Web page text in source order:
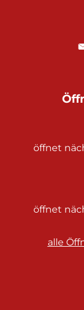
Klicken, um
öffnet
Klicken, um
öffnet
alle